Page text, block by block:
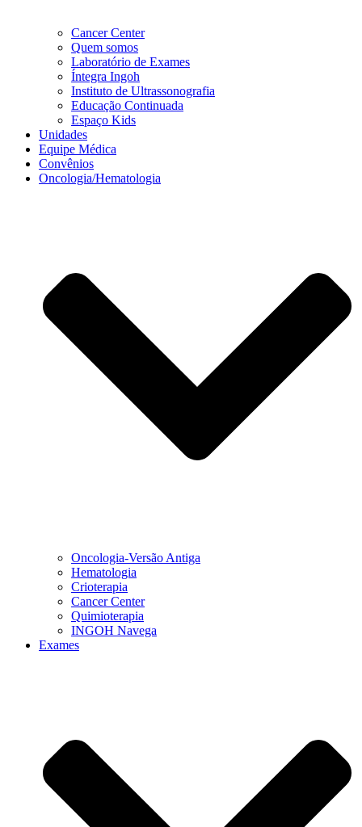
Cancer Center
Quem somos
Laboratório de Exames
Íntegra Ingoh
Instituto de Ultrassonografia
Educação Continuada
Espaço Kids
Unidades
Equipe Médica
Convênios
Oncologia/Hematologia
Oncologia-Versão Antiga
Hematologia
Crioterapia
Cancer Center
Quimioterapia
INGOH Navega
Exames